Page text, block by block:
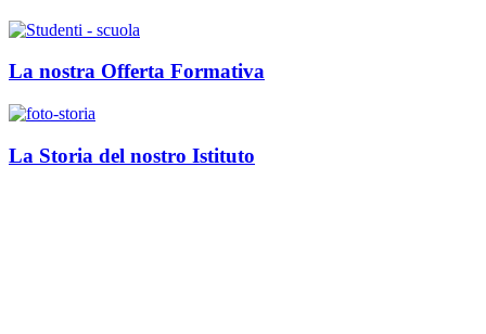
La nostra Offerta Formativa
La Storia del nostro Istituto